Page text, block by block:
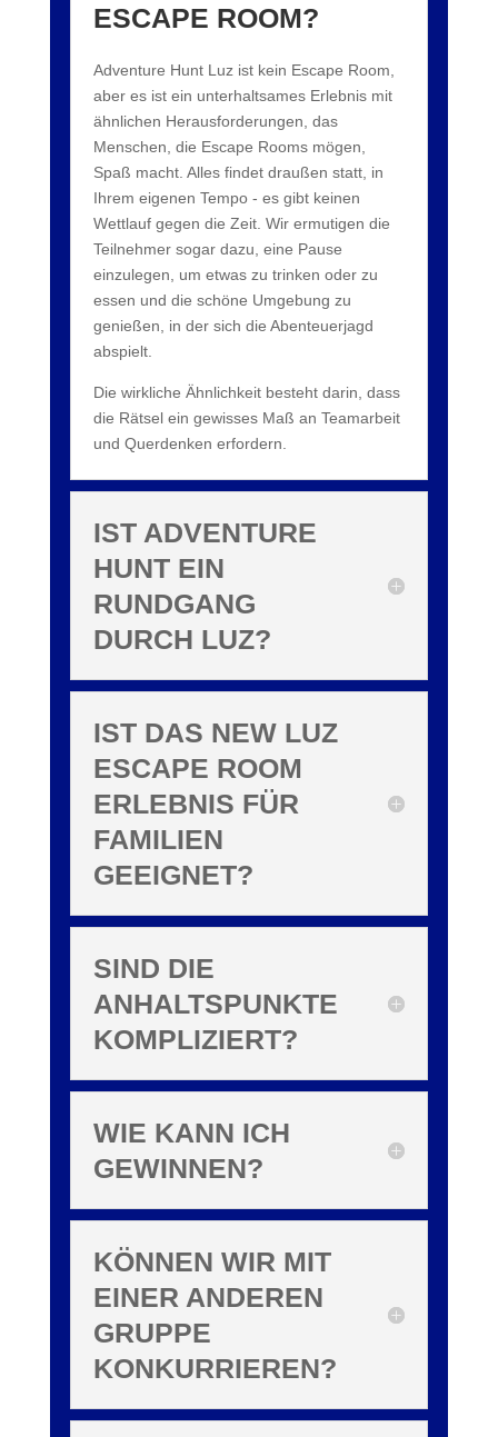
ESCAPE ROOM?
Adventure Hunt Luz ist kein Escape Room,
aber es ist ein unterhaltsames Erlebnis mit
ähnlichen Herausforderungen, das
Menschen, die Escape Rooms mögen,
Spaß macht. Alles findet draußen statt, in
Ihrem eigenen Tempo - es gibt keinen
Wettlauf gegen die Zeit. Wir ermutigen die
Teilnehmer sogar dazu, eine Pause
einzulegen, um etwas zu trinken oder zu
essen und die schöne Umgebung zu
genießen, in der sich die Abenteuerjagd
abspielt.
Die wirkliche Ähnlichkeit besteht darin, dass
die Rätsel ein gewisses Maß an Teamarbeit
und Querdenken erfordern.
IST ADVENTURE
HUNT EIN
RUNDGANG
DURCH LUZ?
IST DAS NEW LUZ
ESCAPE ROOM
ERLEBNIS FÜR
FAMILIEN
GEEIGNET?
SIND DIE
ANHALTSPUNKTE
KOMPLIZIERT?
WIE KANN ICH
GEWINNEN?
KÖNNEN WIR MIT
EINER ANDEREN
GRUPPE
KONKURRIEREN?